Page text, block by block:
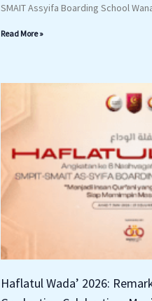
SMAIT Assyifa Boarding School
Read More »
Haflatul Wada’ 2026: